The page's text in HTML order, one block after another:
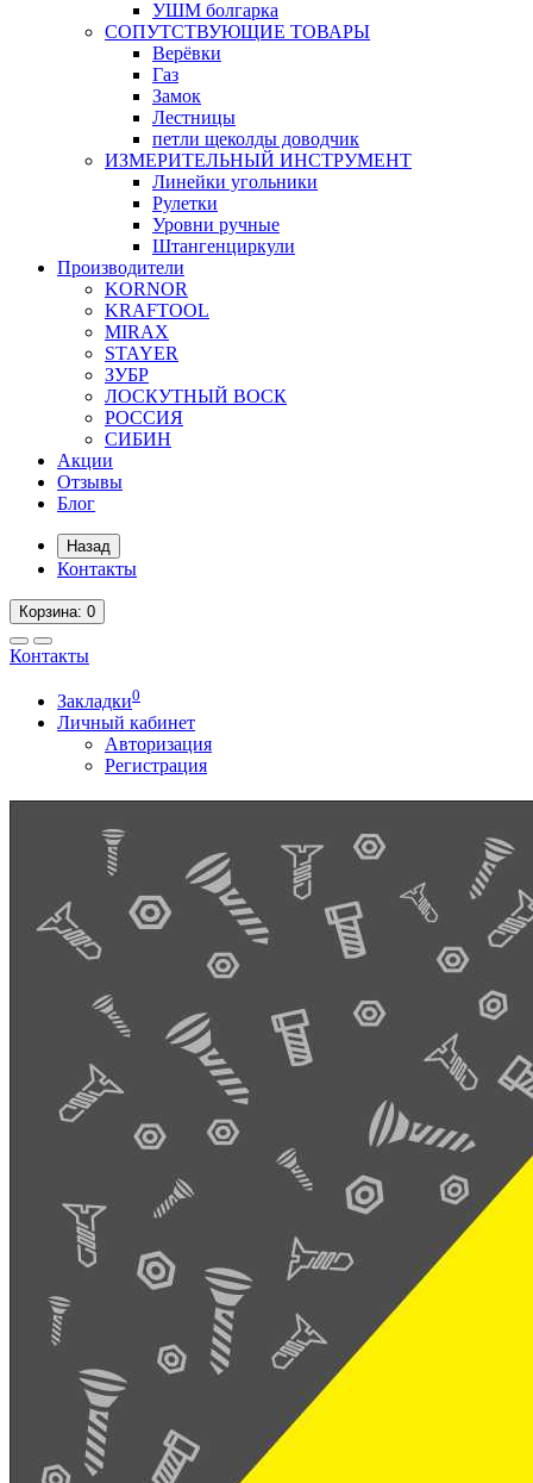
УШМ болгарка
СОПУТСТВУЮЩИЕ ТОВАРЫ
Верёвки
Газ
Замок
Лестницы
петли щеколды доводчик
ИЗМЕРИТЕЛЬНЫЙ ИНСТРУМЕНТ
Линейки угольники
Рулетки
Уровни ручные
Штангенциркули
Производители
KORNOR
KRAFTOOL
MIRAX
STAYER
ЗУБР
ЛОСКУТНЫЙ ВОСК
РОССИЯ
СИБИН
Акции
Отзывы
Блог
Назад
Контакты
Корзина: 0
Контакты
Закладки0
Личный кабинет
Авторизация
Регистрация